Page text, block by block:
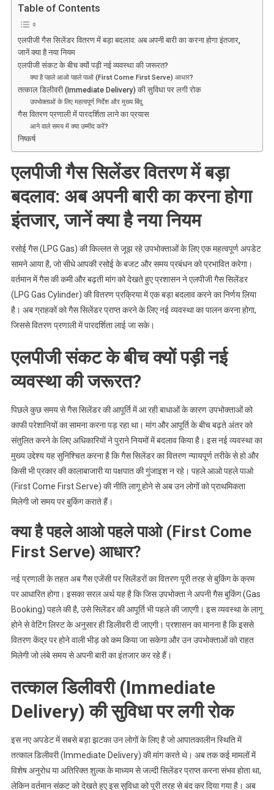
अब
ऐसे
व्यवस्था
बड़े
बदलाव!
Table of Contents
एलपीजी गैस सिलेंडर वितरण में बड़ा बदलाव: अब अपनी बारी का करना होगा इंतजार,
जानें क्या है नया नियम
एलपीजी संकट के बीच क्यों पड़ी नई व्यवस्था की जरूरत?
क्या है पहले आओ पहले पाओ (First Come First Serve) आधार?
तत्काल डिलीवरी (Immediate Delivery) की सुविधा पर लगी रोक
उपभोक्ताओं के लिए महत्वपूर्ण निर्देश और मुख्य बिंदु
गैस वितरण प्रणाली में पारदर्शिता लाने का प्रयास
आने वाले समय में क्या उम्मीद करें?
निष्कर्ष
एलपीजी गैस सिलेंडर वितरण में बड़ा
बदलाव: अब अपनी बारी का करना होगा
इंतजार, जानें क्या है नया नियम
रसोई गैस (LPG Gas) की किल्लत से जूझ रहे उपभोक्ताओं के लिए एक महत्वपूर्ण अपडेट
सामने आया है, जो सीधे आपकी रसोई के बजट और समय प्रबंधन को प्रभावित करेगा।
वर्तमान में गैस की कमी और बढ़ती मांग को देखते हुए प्रशासन ने एलपीजी गैस सिलेंडर
(LPG Gas Cylinder) की वितरण प्रक्रिया में एक बड़ा बदलाव करने का निर्णय लिया
है। अब ग्राहकों को गैस सिलेंडर प्राप्त करने के लिए नई व्यवस्था का पालन करना होगा,
जिससे वितरण प्रणाली में पारदर्शिता लाई जा सके।
एलपीजी संकट के बीच क्यों पड़ी नई
व्यवस्था की जरूरत?
पिछले कुछ समय से गैस सिलेंडर की आपूर्ति में आ रही बाधाओं के कारण उपभोक्ताओं को
काफी परेशानियों का सामना करना पड़ रहा था। मांग और आपूर्ति के बीच बढ़ते अंतर को
संतुलित करने के लिए अधिकारियों ने पुराने नियमों में बदलाव किया है। इस नई व्यवस्था का
मुख्य उद्देश्य यह सुनिश्चित करना है कि गैस सिलेंडर का वितरण न्यायपूर्ण तरीके से हो और
किसी भी प्रकार की कालाबाजारी या पक्षपात की गुंजाइश न रहे। पहले आओ पहले पाओ
(First Come First Serve) की नीति लागू होने से अब उन लोगों को प्राथमिकता
मिलेगी जो समय पर बुकिंग कराते हैं।
क्या है पहले आओ पहले पाओ (First Come
First Serve) आधार?
नई प्रणाली के तहत अब गैस एजेंसी पर सिलेंडरों का वितरण पूरी तरह से बुकिंग के क्रम
पर आधारित होगा। इसका सरल अर्थ यह है कि जिस उपभोक्ता ने अपनी गैस बुकिंग (Gas
Booking) पहले की है, उसे सिलेंडर की आपूर्ति भी पहले की जाएगी। इस व्यवस्था के लागू
होने से वेटिंग लिस्ट के अनुसार ही डिलीवरी दी जाएगी। प्रशासन का मानना है कि इससे
वितरण केंद्र पर होने वाली भीड़ को कम किया जा सकेगा और उन उपभोक्ताओं को राहत
मिलेगी जो लंबे समय से अपनी बारी का इंतजार कर रहे हैं।
तत्काल डिलीवरी (Immediate
Delivery) की सुविधा पर लगी रोक
इस नए अपडेट में सबसे बड़ा झटका उन लोगों के लिए है जो आपातकालीन स्थिति में
तत्काल डिलीवरी (Immediate Delivery) की मांग करते थे। अब तक कई मामलों में
विशेष अनुरोध या अतिरिक्त शुल्क के माध्यम से जल्दी सिलेंडर प्राप्त करना संभव होता था,
लेकिन वर्तमान संकट को देखते हुए इस सुविधा को पूरी तरह से बंद कर दिया गया है। अब